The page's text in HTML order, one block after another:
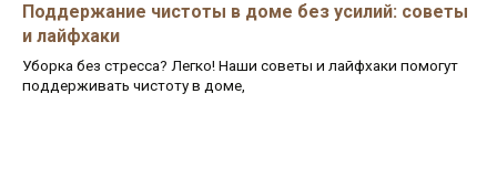
Поддержание чистоты в доме без усилий: советы
и лайфхаки
Уборка без стресса? Легко! Наши советы и лайфхаки помогут
поддерживать чистоту в доме,